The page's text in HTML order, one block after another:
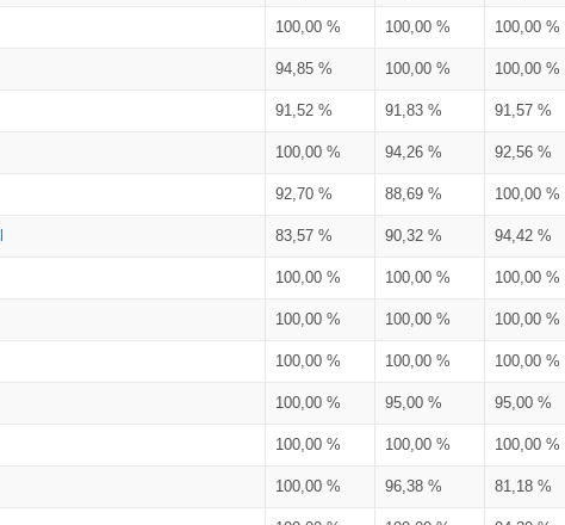
100,00 % 100,00 % 100,00 %
94,85 % 100,00 % 100,00 %
91,52 % 91,83 % 91,57 %
100,00 % 94,26 % 92,56 %
92,70 % 88,69 % 100,00 %
83,57 % 90,32 % 94,42 %
100,00 % 100,00 % 100,00 %
100,00 % 100,00 % 100,00 %
100,00 % 100,00 % 100,00 %
100,00 % 95,00 % 95,00 %
100,00 % 100,00 % 100,00 %
100,00 % 96,38 % 81,18 %